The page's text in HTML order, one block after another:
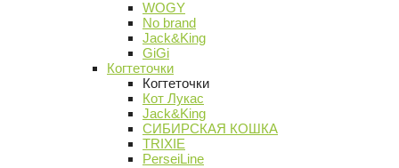
WOGY
No brand
Jack&King
GiGi
Когтеточки
Когтеточки
Кот Лукас
Jack&King
СИБИРСКАЯ КОШКА
TRIXIE
PerseiLine